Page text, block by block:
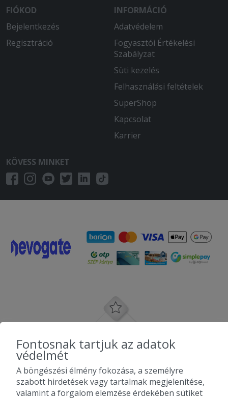
FIÓKOD
Bejelentkezés
Regisztráció
INFORMÁCIÓ
Adatvédelem
Fogyasztói Értékelési
Szabályzat
Süti kezelés
Felhasználási feltételek
SuperShop
Kapcsolat
Karrier
KÖVESS MINKET
Fontosnak tartjuk az adatok
védelmét
A böngészési élmény fokozása, a személyre
szabott hirdetések vagy tartalmak megjelenítése,
valamint a forgalom elemzése érdekében sütiket